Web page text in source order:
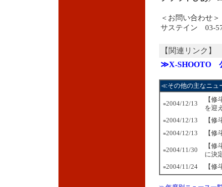
＜お問い合わせ＞
サステイン 03-
【関連リンク】
≫X-SHOOTO
≪その他の主なニュ
■2004/12/13
【
を迎
■2004/12/13 【
■2004/12/13 【
■2004/11/30
【
に決
■2004/11/24 【